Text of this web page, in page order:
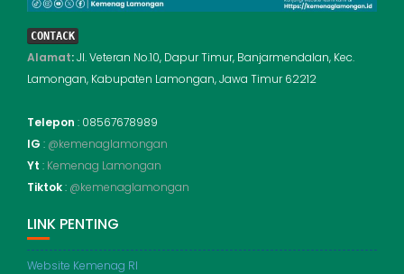
CONTACK
Alamat:Jl. Veteran No.10, Dapur Timur, Banjarmendalan, Kec.
Lamongan, Kabupaten Lamongan, Jawa Timur 62212
Telepon : 08567678989
IG : @kemenaglamongan
Yt : Kemenag Lamongan
Tiktok: @kemenaglamongan
LINK PENTING
Website Kemenag RI